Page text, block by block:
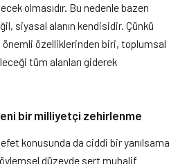
olmasıdır. Bu nedenle bazen
siyasal alanın kendisidir. Çünkü
özelliklerinden biri, toplumsal
tüm alanları giderek
bir milliyetçi zehirlenme
konusunda da ciddi bir yanılsama
düzeyde sert muhalif